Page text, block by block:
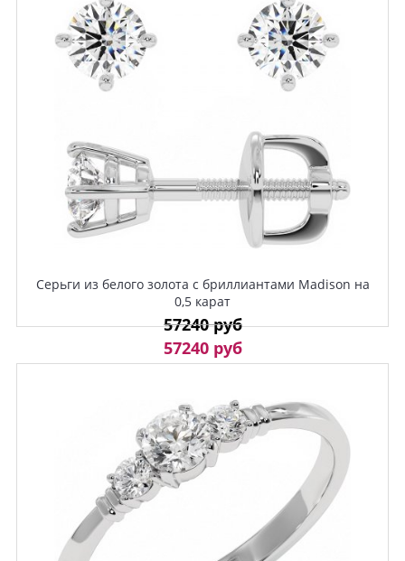
Серьги из белого золота с бриллиантами Madison на
0,5 карат
57240 руб
57240 руб